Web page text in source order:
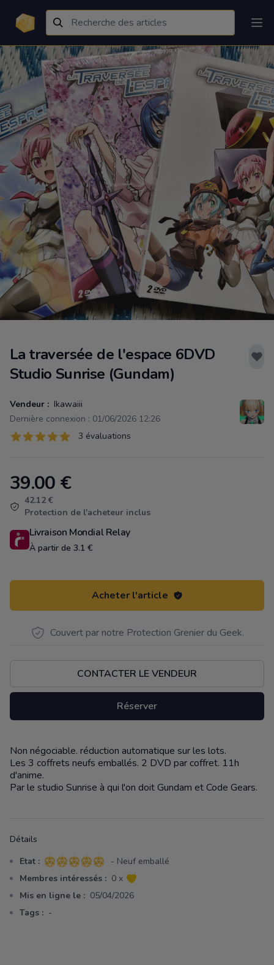
La traversée de l'espace 6DVD
Studio Sunrise (Gundam)
Vendeur : Ikawaiii
Dernière connexion : 01/06/2026 12:26
Évaluations
3 sur 5 étoiles 3 évaluations
Product information
39.00 €
42.12 €
Protection de l'acheteur inclus
Livraison Mondial Relay
À partir de 3.1 €
Acheter l'article
Couvert par notre Protection Grenier du Geek.
CONTACTER LE VENDEUR
Réserver
Description
Non négociable. réduction automatique sur les lots.
Les 3 coffrets neufs emballés. 2 DVD par coffret. 11h
d'anime.
Par le studio Sunrise à qui l'on doit Gundam et Code Gears.
Détails
Etat : 5 sur 5 étoiles
- Neuf emballé
Membres intéressés : 0 x
Mis en ligne le : 05/04/2026
Tags : -